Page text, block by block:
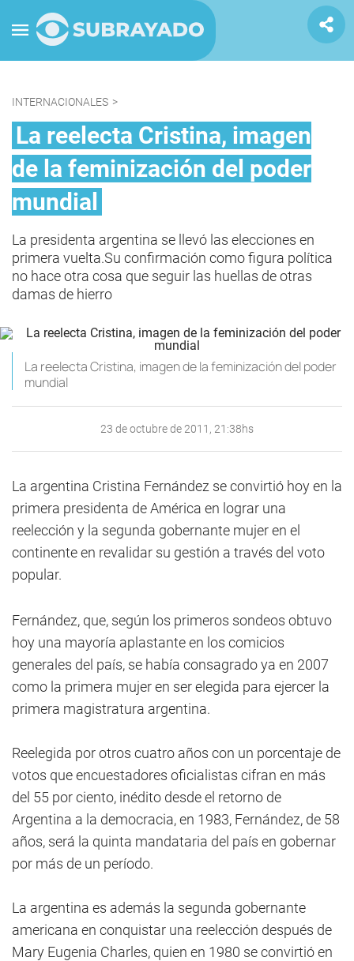
INTERNACIONALES >
La reelecta Cristina, imagen
de la feminización del poder
mundial
La presidenta argentina se llevó las elecciones en
primera vuelta.Su confirmación como figura política
no hace otra cosa que seguir las huellas de otras
damas de hierro
La reelecta Cristina, imagen de la feminización del poder
mundial
23 de octubre de 2011, 21:38hs
La argentina Cristina Fernández se convirtió hoy en la
primera presidenta de América en lograr una
reelección y la segunda gobernante mujer en el
continente en revalidar su gestión a través del voto
popular.
Fernández, que, según los primeros sondeos obtuvo
hoy una mayoría aplastante en los comicios
generales del país, se había consagrado ya en 2007
como la primera mujer en ser elegida para ejercer la
primera magistratura argentina.
Reelegida por otros cuatro años con un porcentaje de
votos que encuestadores oficialistas cifran en más
del 55 por ciento, inédito desde el retorno de
Argentina a la democracia, en 1983, Fernández, de 58
años, será la quinta mandataria del país en gobernar
por más de un período.
La argentina es además la segunda gobernante
americana en conquistar una reelección después de
Mary Eugenia Charles, quien en 1980 se convirtió en